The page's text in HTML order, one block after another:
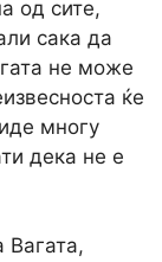
од сите,
сака да
не може
ќе
многу
дека не е
Вагата,